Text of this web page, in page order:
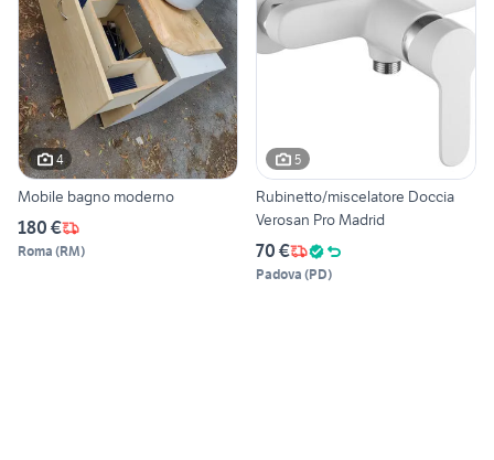
4
Mobile bagno moderno
180 €
Roma (RM)
5
Rubinetto/miscelatore Doccia
Verosan Pro Madrid
70 €
Padova (PD)